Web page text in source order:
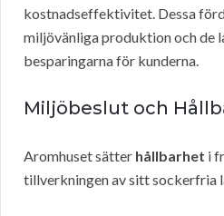
kostnadseffektivitet. Dessa
miljövänliga produktion och de
besparingarna för kunderna.
Miljöbeslut och
Aromhuset sätter hållbarhet i
tillverkningen av sitt sockerfria